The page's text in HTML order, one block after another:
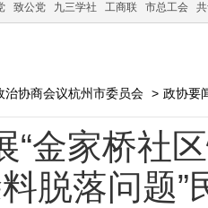
致公党 九三学社 工商联 市总工会
治协商会议杭州市委员会 > 政协要
“金家桥社
脱落问题